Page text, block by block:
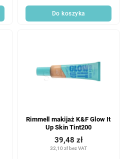
Do koszyka
Rimmell makijaż K&F Glow It
Up Skin Tint200
32,10 zł bez VAT
39,48 zł